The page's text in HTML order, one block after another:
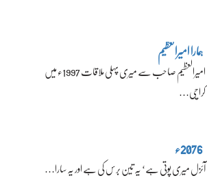
ہمارا امیرالعظیم
امیرالعظیم صاحب سے میری پہلی ملاقات 1997ء میں
کراچی…
2076ء
آئزل میری پوتی ہے‘ یہ تین برس کی ہے اور یہ سارا…